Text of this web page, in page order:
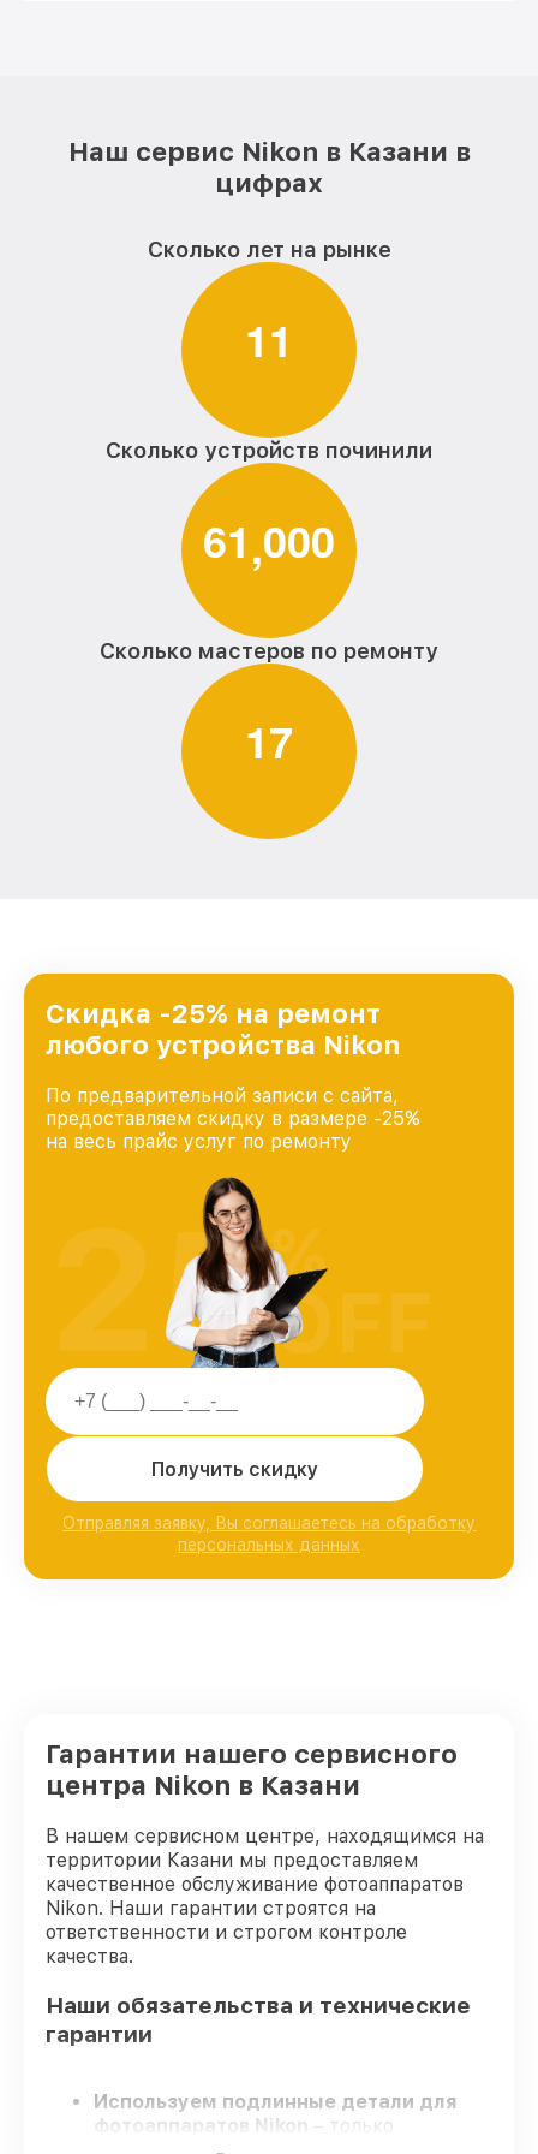
Наш сервис Nikon в Казани в
цифрах
Сколько лет на рынке
11
Сколько устройств починили
61,000
Сколько мастеров по ремонту
17
Скидка -25% на ремонт
любого устройства Nikon
По предварительной записи с сайта,
предоставляем скидку в размере -25%
на весь прайс услуг по ремонту
Получить скидку
Отправляя заявку, Вы соглашаетесь на обработку
персональных данных
25%
OFF
Гарантии нашего сервисного
центра Nikon в Казани
В нашем сервисном центре, находящимся на
территории Казани мы предоставляем
качественное обслуживание фотоаппаратов
Nikon. Наши гарантии строятся на
ответственности и строгом контроле
качества.
Наши обязательства и технические
гарантии
Используем подлинные детали для
фотоаппаратов Nikon
– только